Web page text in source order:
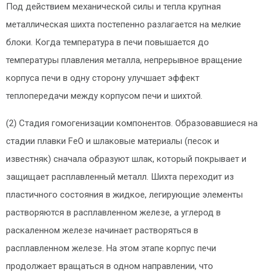
Под действием механической силы и тепла крупная
металлическая шихта постепенно разлагается на мелкие
блоки. Когда температура в печи повышается до
температуры плавления металла, непрерывное вращение
корпуса печи в одну сторону улучшает эффект
теплопередачи между корпусом печи и шихтой.
(2) Стадия гомогенизации компонентов. Образовавшиеся на
стадии плавки FeO и шлаковые материалы (песок и
известняк) сначала образуют шлак, который покрывает и
защищает расплавленный металл. Шихта переходит из
пластичного состояния в жидкое, легирующие элементы
растворяются в расплавленном железе, а углерод в
раскаленном железе начинает растворяться в
расплавленном железе. На этом этапе корпус печи
продолжает вращаться в одном направлении, что